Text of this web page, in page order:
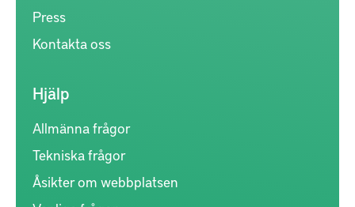
Press
Kontakta oss
Hjälp
Allmänna frågor
Tekniska frågor
Åsikter om webbplatsen